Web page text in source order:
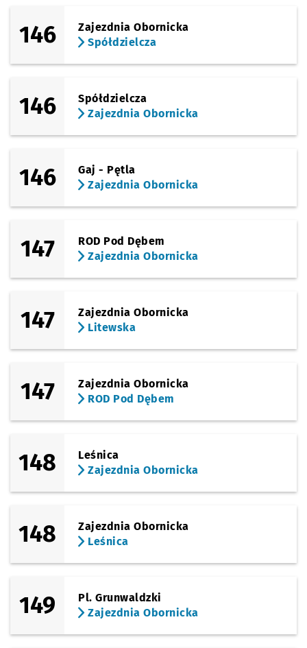
146
Zajezdnia Obornicka
Spółdzielcza
146
Spółdzielcza
Zajezdnia Obornicka
146
Gaj - Pętla
Zajezdnia Obornicka
147
ROD Pod Dębem
Zajezdnia Obornicka
147
Zajezdnia Obornicka
Litewska
147
Zajezdnia Obornicka
ROD Pod Dębem
148
Leśnica
Zajezdnia Obornicka
148
Zajezdnia Obornicka
Leśnica
149
Pl. Grunwaldzki
Zajezdnia Obornicka